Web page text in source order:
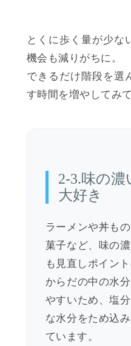
とくに歩く量が少な
機会も減りがちに。
できるだけ階段を選
す時間を増やしてみ
2-3.味の
大好き
ラーメンや丼も
菓子など、味の
も見直しポイン
からだの中の水
やすいため、塩
な水分をため込
ています。